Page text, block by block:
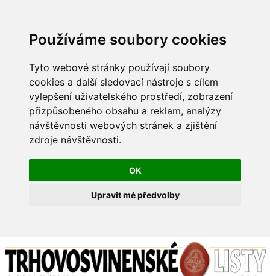
Používáme soubory cookies
Tyto webové stránky používají soubory
cookies a další sledovací nástroje s cílem
vylepšení uživatelského prostředí, zobrazení
přizpůsobeného obsahu a reklam, analýzy
návštěvnosti webových stránek a zjištění
zdroje návštěvnosti.
OK
Upravit mé předvolby